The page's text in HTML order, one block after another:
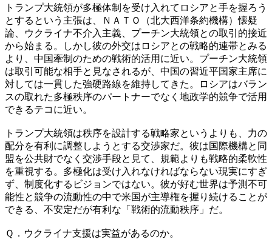
トランプ大統領が多極体制を受け入れてロシアと手を握ろう
とするという主張は、ＮＡＴＯ（北大西洋条約機構）懐疑
論、ウクライナ不介入主義、プーチン大統領との取引的接近
から始まる。しかし彼の外交はロシアとの戦略的連帯とみる
より、中国牽制のための戦術的活用に近い。プーチン大統領
は取引可能な相手と見なされるが、中国の習近平国家主席に
対しては一貫した強硬路線を維持してきた。ロシアはバラン
スの取れた多極秩序のパートナーでなく地政学的競争で活用
できるテコに近い。
トランプ大統領は秩序を設計する戦略家というよりも、力の
配分を有利に調整しようとする交渉家だ。彼は国際機構と同
盟を公共財でなく交渉手段と見て、規範よりも戦略的柔軟性
を重視する。多極化は受け入れなければならない現実にすぎ
ず、制度化するビジョンではない。彼が好む世界は予測不可
能性と競争の流動性の中で米国が主導権を握り続けることが
できる、不安定だが有利な「戦術的流動秩序」だ。
Ｑ．ウクライナ支援は実益があるのか。